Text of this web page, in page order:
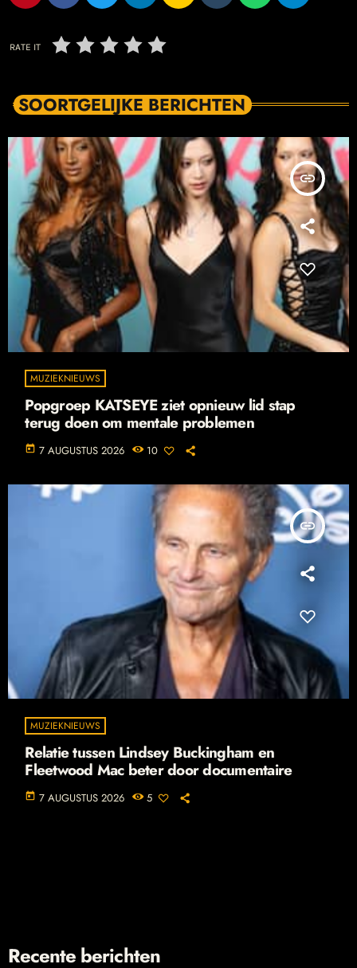
RATE IT
SOORTGELIJKE BERICHTEN
insert_link
MUZIEKNIEUWS
Popgroep KATSEYE ziet opnieuw lid stap
terug doen om mentale problemen
today 7 AUGUSTUS 2026 10
insert_link
MUZIEKNIEUWS
Relatie tussen Lindsey Buckingham en
Fleetwood Mac beter door documentaire
today 7 AUGUSTUS 2026 5
Recente berichten